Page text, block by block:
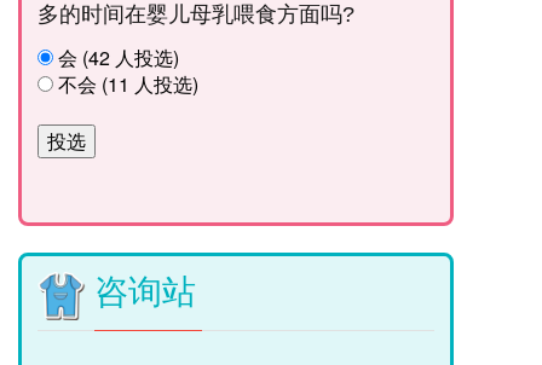
多的时间在婴儿母乳喂食方面吗?
会 (42 人投选)
不会 (11 人投选)
咨询站